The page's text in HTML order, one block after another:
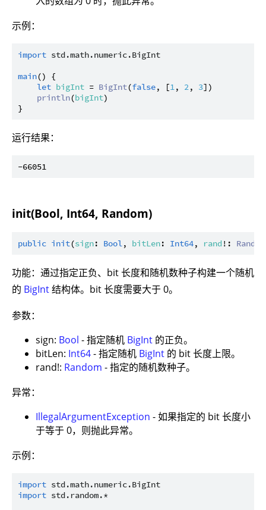
示例：
import std.math.numeric.BigInt
main() {
let bigInt = BigInt(false, [1, 2, 3])
println(bigInt)
运行结果：
init(Bool, Int64, Random)
public init(sign: Bool, bitLen: Int64, rand!: Random
功能：通过指定正负、bit 长度和随机数种子构建一个随机
的 BigInt结构体。bit 长度需要大于 0。
参数：
sign: Bool - 指定随机 BigInt 的正负。
bitLen: Int64- 指定随机 BigInt 的 bit 长度上限。
rand!: Random - 指定的随机数种子。
异常：
IllegalArgumentException - 如果指定的 bit 长度小
于等于 0，则抛此异常。
示例：
import std.math.numeric.BigInt
import std.random.*